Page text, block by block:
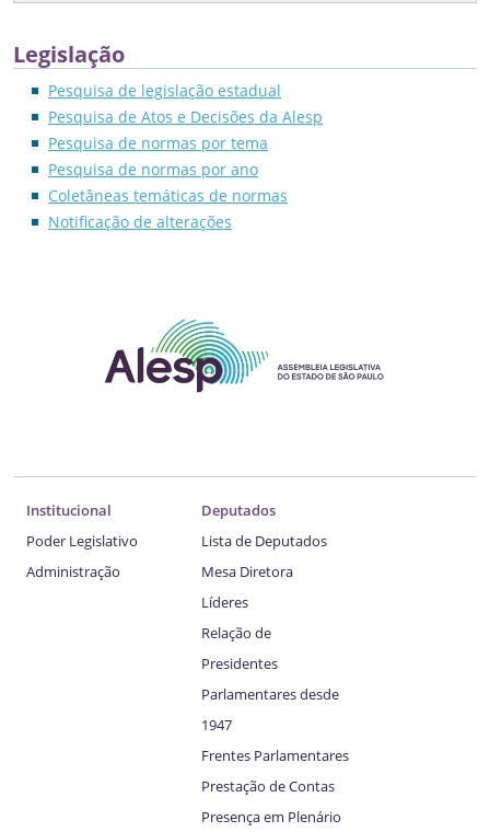
Legislação
Pesquisa de legislação estadual
Pesquisa de Atos e Decisões da Alesp
Pesquisa de normas por tema
Pesquisa de normas por ano
Coletâneas temáticas de normas
Notificação de alterações
Institucional
Poder Legislativo
Administração
Deputados
Lista de Deputados
Mesa Diretora
Líderes
Relação de
Presidentes
Parlamentares desde
1947
Frentes Parlamentares
Prestação de Contas
Presença em Plenário